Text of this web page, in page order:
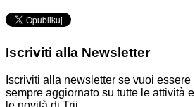
Iscriviti alla Newsletter
Iscriviti alla newsletter se vuoi essere
sempre aggiornato su tutte le attività e